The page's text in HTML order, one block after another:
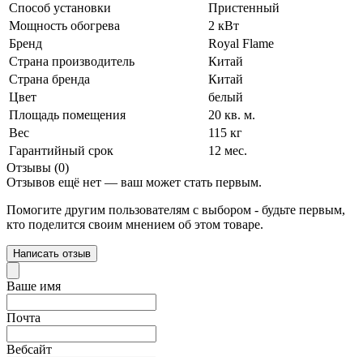
Способ установки
Пристенный
Мощность обогрева
2 кВт
Бренд
Royal Flame
Страна производитель
Китай
Страна бренда
Китай
Цвет
белый
Площадь помещения
20 кв. м.
Вес
115 кг
Гарантийный срок
12 мес.
Отзывы (0)
Отзывов ещё нет — ваш может стать первым.
Помогите другим пользователям с выбором - будьте первым,
кто поделится своим мнением об этом товаре.
Написать отзыв
Ваше имя
Почта
Вебсайт